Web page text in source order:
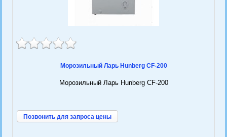
Морозильный Ларь Hunberg CF-200
Морозильный Ларь Hunberg CF-200
Позвонить для запроса цены